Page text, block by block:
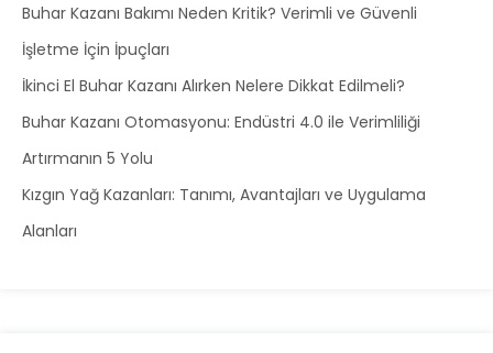
Buhar Kazanı Bakımı Neden Kritik? Verimli ve Güvenli
İşletme İçin İpuçları
İkinci El Buhar Kazanı Alırken Nelere Dikkat Edilmeli?
Buhar Kazanı Otomasyonu: Endüstri 4.0 ile Verimliliği
Artırmanın 5 Yolu
Kızgın Yağ Kazanları: Tanımı, Avantajları ve Uygulama
Alanları